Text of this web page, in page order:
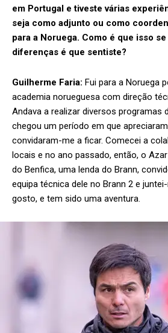
em Portugal e tiveste várias
seja como adjunto ou como
para a Noruega. Como é que isso
diferenças é que sentiste?
Guilherme Faria: Fui para a Noruega
academia norueguesa com direção
Andava a realizar diversos programas
chegou um período em que
convidaram-me a ficar. Comecei a
locais e no ano passado, então, o
do Benfica, uma lenda do Brann,
equipa técnica dele no Brann 2 e
gosto, e tem sido uma aventura.